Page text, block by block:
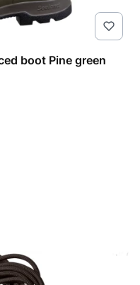
boot Pine green